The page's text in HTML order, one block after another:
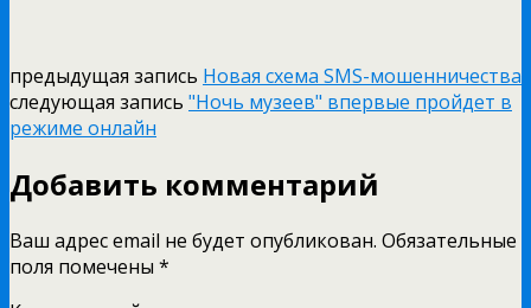
предыдущая запись Новая схема SMS-мошенничества
следующая запись "Ночь музеев" впервые пройдет в
режиме онлайн
Добавить комментарий
Ваш адрес email не будет опубликован. Обязательные
поля помечены *